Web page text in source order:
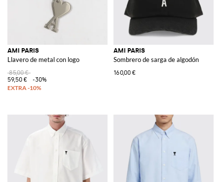
AMI PARIS
Llavero de metal con logo
85,00 €
59,50 €
-30%
AMI PARIS
Sombrero de sarga de algodón
160,00 €